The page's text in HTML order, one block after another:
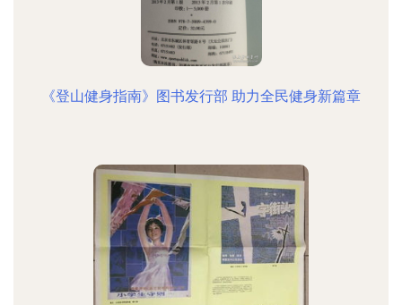
《登山健身指南》图书发行部 助力全民健身新篇章